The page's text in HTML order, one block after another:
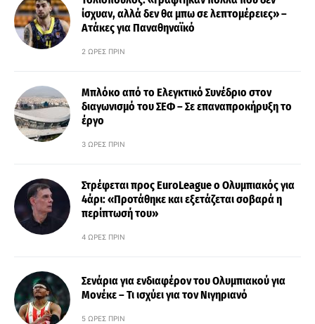
ίσχυαν, αλλά δεν θα μπω σε λεπτομέρειες» –
Ατάκες για Παναθηναϊκό
2 ΏΡΕΣ ΠΡΙΝ
Μπλόκο από το Ελεγκτικό Συνέδριο στον
διαγωνισμό του ΣΕΦ – Σε επαναπροκήρυξη το
έργο
3 ΏΡΕΣ ΠΡΙΝ
Στρέφεται προς EuroLeague ο Ολυμπιακός για
4άρι: «Προτάθηκε και εξετάζεται σοβαρά η
περίπτωσή του»
4 ΏΡΕΣ ΠΡΙΝ
Σενάρια για ενδιαφέρον του Ολυμπιακού για
Μονέκε – Τι ισχύει για τον Νιγηριανό
5 ΏΡΕΣ ΠΡΙΝ